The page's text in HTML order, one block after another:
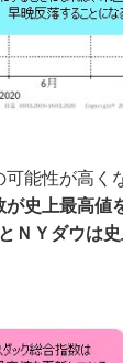
能性が高く
史上最高値
ＮＹダウは